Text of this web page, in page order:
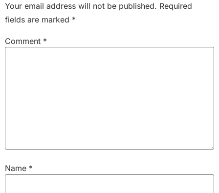
Your email address will not be published. Required
fields are marked *
Comment *
Name *